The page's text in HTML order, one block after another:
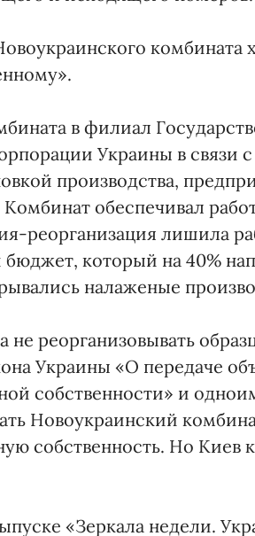
комбината
в филиал
Украины в связи
производства,
обеспечивал
реорганизация лишила
который на 40%
налаженые
реорганизовывать
Украины «О передаче
собственности» и
Новоукраинский
собственность. Но Киев
«Зеркала недели.